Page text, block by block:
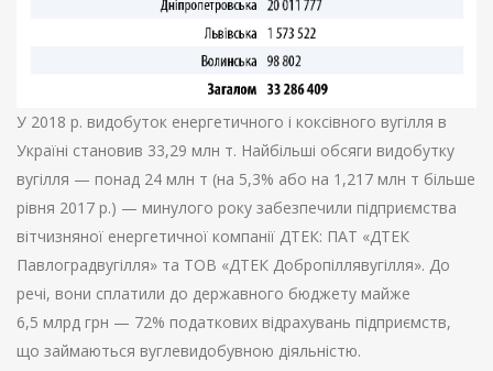
У 2018 р. видобуток енергетичного і коксівного вугілля в
Україні становив 33,29 млн т. Найбільші обсяги видобутку
вугілля — понад 24 млн т (на 5,3% або на 1,217 млн т більше
рівня 2017 р.) — минулого року забезпечили підприємства
вітчизняної енергетичної компанії ДТЕК: ПАТ «ДТЕК
Павлоградвугілля» та ТОВ «ДТЕК Добропіллявугілля». До
речі, вони сплатили до державного бюджету майже
6,5 млрд грн — 72% податкових відрахувань підприємств,
що займаються вуглевидобувною діяльністю.